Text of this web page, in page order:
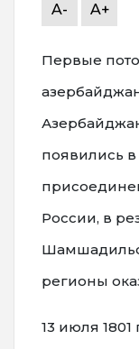
A- A+
Первые
появились в
России, в
регионы
13 июля